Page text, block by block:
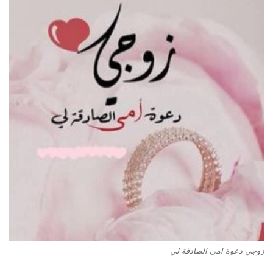
زوجي دعوة امى الصادقة لي